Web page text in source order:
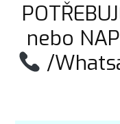
nebo
/